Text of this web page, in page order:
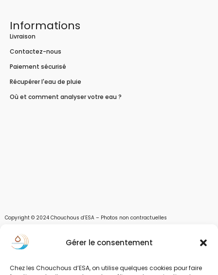
Gérer le consentement
Chez les Chouchous d’ESA, on utilise quelques cookies pour faire
Informations
Livraison
Contactez-nous
Paiement sécurisé
Récupérer l'eau de pluie
Où et comment analyser votre eau ?
Copyright © 2024 Chouchous d’ESA – Photos non contractuelles
Les chouchous d’Esa vous apportent toutes les solutions pour récupérer l’eau de
pluie, et des moyens pour stocker, filtrer, traiter et potabiliser l’eau d’un forage,
Soleil et Air nous proposons également des équipements pour décontaminer de